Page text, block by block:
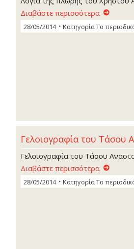
Διαβάστε περισσότερα
28/05/2014 ΚατηγορίαΤο
Γελοιογραφία του Tάσου
Γελοιογραφία του Tάσου
Διαβάστε περισσότερα
28/05/2014 ΚατηγορίαΤο